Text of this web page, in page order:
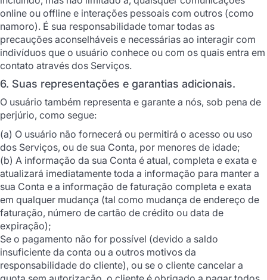
online ou offline e interações pessoais com outros (como
namoro). É sua responsabilidade tomar todas as
precauções aconselháveis e necessárias ao interagir com
indivíduos que o usuário conhece ou com os quais entra em
contato através dos Serviços.
6. Suas representações e garantias adicionais.
O usuário também representa e garante a nós, sob pena de
perjúrio, como segue:
(a) O usuário não fornecerá ou permitirá o acesso ou uso
dos Serviços, ou de sua Conta, por menores de idade;
(b) A informação da sua Conta é atual, completa e exata e
atualizará imediatamente toda a informação para manter a
sua Conta e a informação de faturação completa e exata
em qualquer mudança (tal como mudança de endereço de
faturação, número de cartão de crédito ou data de
expiração);
Se o pagamento não for possível (devido a saldo
insuficiente da conta ou a outros motivos da
responsabilidade do cliente), ou se o cliente cancelar a